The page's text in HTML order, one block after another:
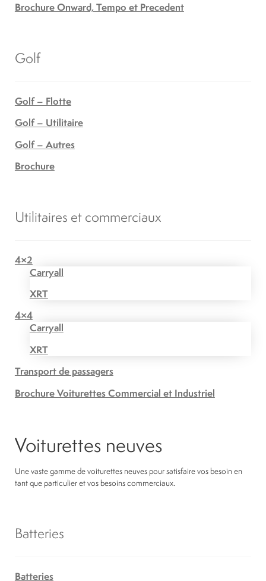
Brochure Onward, Tempo et Precedent
Golf
Golf – Flotte
Golf – Utilitaire
Golf – Autres
Brochure
Utilitaires et commerciaux
4×2
Carryall
XRT
4×4
Carryall
XRT
Transport de passagers
Brochure Voiturettes Commercial et Industriel
Voiturettes neuves
Une vaste gamme de voiturettes neuves pour satisfaire vos besoin en
tant que particulier et vos besoins commerciaux.
Batteries
Batteries